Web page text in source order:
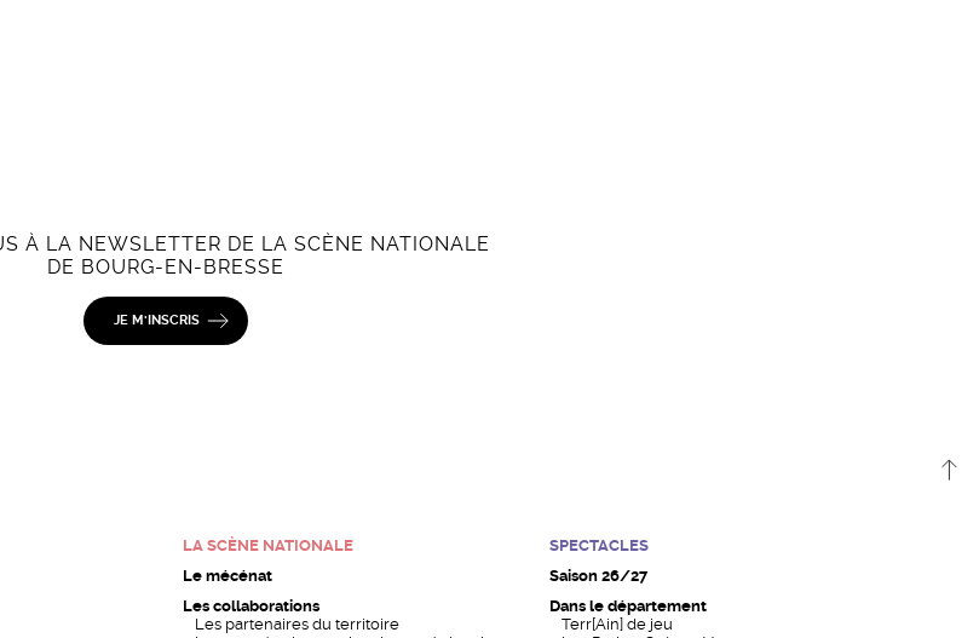
À LA NEWSLETTER DE LA SCÈNE NATIONALE
DE BOURG-EN-BRESSE
JE M'INSCRIS
LA SCÈNE NATIONALE
Le mécénat
Les collaborations
Les partenaires du territoire
SPECTACLES
Saison 26/27
Dans le département
Terr[Ain] de jeu